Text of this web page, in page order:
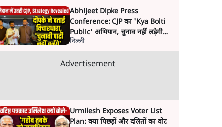
Abhijeet Dipke Press
Conference: CJP का 'Kya Bolti
Public' अभियान, चुनाव नहीं लड़ेगी
CJP!
दिल्ली
Advertisement
Urmilesh Exposes Voter List
Plan: क्या पिछड़ों और दलितों का वोट